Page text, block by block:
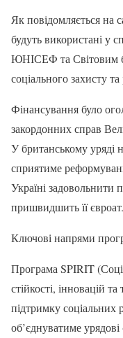
Як повідомляється на
будуть використані у
ЮНІСЕФ та Світовим
соціального захисту
Фінансування було
закордонних справ
У британському уряді
сприятиме
Україні задовольнити
пришвидшить її
Ключові напрями
Програма SPIRIT
стійкості, інновацій
підтримку соціальних
об’єднуватиме